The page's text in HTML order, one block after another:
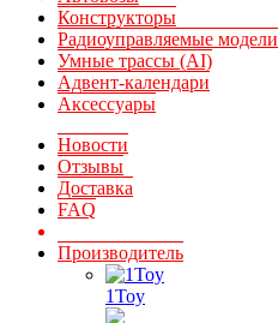
Конструкторы
Радиоуправляемые модели
Умные трассы (AI)
Адвент-календари
Аксессуары
Новости
Отзывы
Доставка
FAQ
Производитель
1Toy